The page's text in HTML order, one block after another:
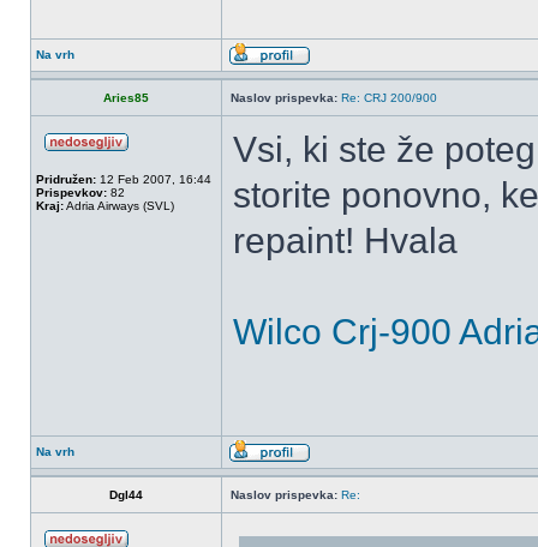
Na vrh
Aries85 Naslov prispevka: Re: CRJ 200/900
Pridružen: 12 Feb 2007, 16:44
Prispevkov: 82
Kraj:Adria Airways (SVL)
Vsi, ki ste že
storite ponovno,
repaint! Hvala
Wilco Crj-900
Na vrh
Dgl44 Naslov prispevka: Re: